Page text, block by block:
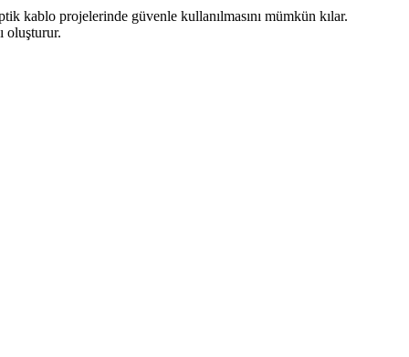
kablo projelerinde güvenle kullanılmasını mümkün kılar.
oluşturur.